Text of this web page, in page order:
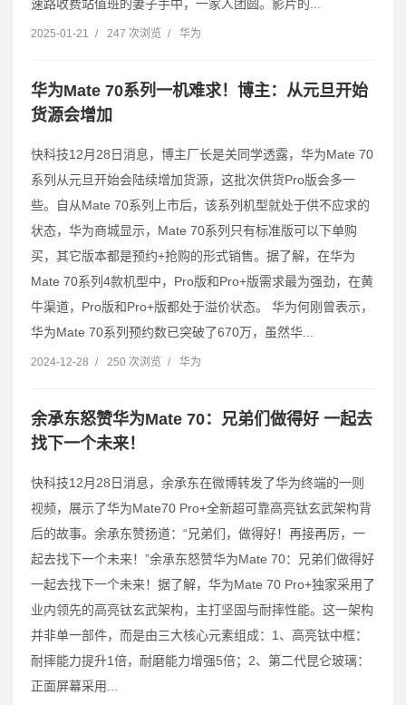
速路收费站值班的妻子手中，一家人团圆。影片的...
2025-01-21 / 247 次浏览 / 华为
华为Mate 70系列一机难求！博主：从元旦开始
货源会增加
快科技12月28日消息，博主厂长是关同学透露，华为Mate 70
系列从元旦开始会陆续增加货源，这批次供货Pro版会多一
些。自从Mate 70系列上市后，该系列机型就处于供不应求的
状态，华为商城显示，Mate 70系列只有标准版可以下单购
买，其它版本都是预约+抢购的形式销售。据了解，在华为
Mate 70系列4款机型中，Pro版和Pro+版需求最为强劲，在黄
牛渠道，Pro版和Pro+版都处于溢价状态。 华为何刚曾表示，
华为Mate 70系列预约数已突破了670万，虽然华...
2024-12-28 / 250 次浏览 / 华为
余承东怒赞华为Mate 70：兄弟们做得好 一起去
找下一个未来！
快科技12月28日消息，余承东在微博转发了华为终端的一则
视频，展示了华为Mate70 Pro+全新超可靠高亮钛玄武架构背
后的故事。余承东赞扬道：“兄弟们，做得好！再接再厉，一
起去找下一个未来！”余承东怒赞华为Mate 70：兄弟们做得好
一起去找下一个未来！据了解，华为Mate 70 Pro+独家采用了
业内领先的高亮钛玄武架构，主打坚固与耐摔性能。这一架构
并非单一部件，而是由三大核心元素组成：1、高亮钛中框：
耐摔能力提升1倍，耐磨能力增强5倍；2、第二代昆仑玻璃：
正面屏幕采用...